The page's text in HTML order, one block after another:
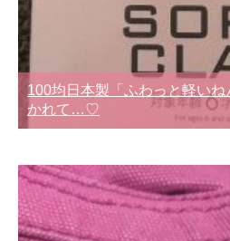
100均日本製「ふわっと軽い
かれて…♡